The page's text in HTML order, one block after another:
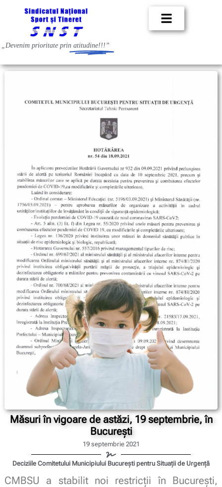
„Devenim prioritate prin atitudine!!!”
Măsuri în vigoare de astăzi, 19 septembrie, în
București
19 septembrie 2021
Deciziile Comitetului Municipiului Bucureşti pentru Situaţii de Urgenţă
CMBSU a stabilit noi restricții în București,